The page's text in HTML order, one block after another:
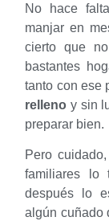
No hace
manjar en
cierto que
bastantes
tanto con ese
relleno y sin
preparar bien.
Pero
familiares lo
después lo
algún cuñado